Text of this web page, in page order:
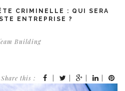
CRIMINELLE : QUI SERA
ENTREPRISE ?
Building
Share this :